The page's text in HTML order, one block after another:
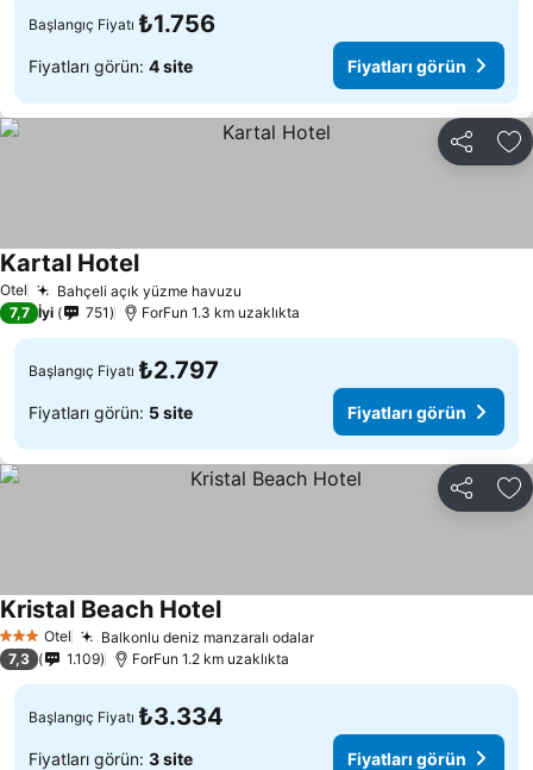
Başlangıç Fiyatı ₺1.756
Fiyatları görün: 4 site Fiyatları görün
Paylaş
Otel Bahçeli açık yüzme havuzu
Kartal HotelFiyatları görün
7,7 İyi 751 ForFun 1.3 km uzaklıkta
Başlangıç Fiyatı ₺2.797
Fiyatları görün: 5 site Fiyatları görün
Paylaş
3 YıldızOtel Balkonlu deniz manzaralı odalarFiyatları görün
Kristal Beach HotelFiyatları görün
7,3 1.109 ForFun 1.2 km uzaklıkta
Başlangıç Fiyatı ₺3.334
Fiyatları görün: 3 site Fiyatları görün